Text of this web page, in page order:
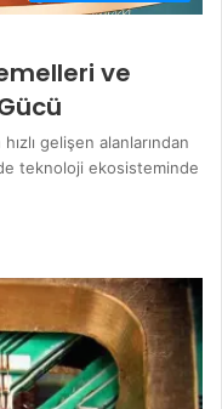
ve
gelişen alanlarından
teknoloji ekosisteminde